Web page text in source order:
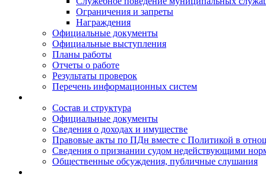
Ограничения и запреты
Награждения
Официальные документы
Официальные выступления
Планы работы
Отчеты о работе
Результаты проверок
Перечень информационных систем
Состав и структура
Официальные документы
Сведения о доходах и имуществе
Правовые акты по ПДн вместе с Политикой в
Сведения о признании судом недействующими
Общественные обсуждения, публичные слушания